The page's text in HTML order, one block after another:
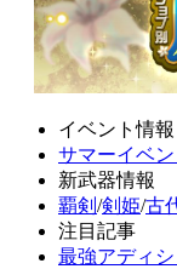
イベント情報
サマーイベ
新武器情報
覇剣 /剣姫/古
注目記事
最強アディ